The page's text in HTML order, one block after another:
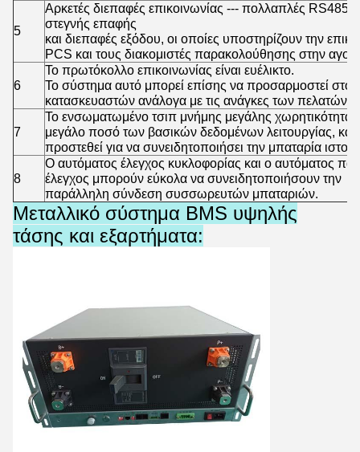
5
Αρκετές διεπαφές επικοινωνίας --- πολλαπλές RS485,
στεγνής επαφής
και διεπαφές εξόδου, οι οποίες υποστηρίζουν την
PCS και τους διακομιστές παρακολούθησης στην
6
Το πρωτόκολλο επικοινωνίας είναι ευέλικτο.
Το σύστημα αυτό μπορεί επίσης να προσαρμοστεί
κατασκευαστών ανάλογα με τις ανάγκες των πελατών.
7
Το ενσωματωμένο τσιπ μνήμης μεγάλης
μεγάλο ποσό των βασικών δεδομένων λειτουργίας, και
προστεθεί για να συνειδητοποιήσει την μπαταρία
8
Ο αυτόματος έλεγχος κυκλοφορίας και ο αυτόματος
έλεγχος μπορούν εύκολα να συνειδητοποιήσουν την
παράλληλη σύνδεση συσσωρευτών μπαταριών.
Μεταλλικό σύστημα BMS υψηλής
τάσης και εξαρτήματα: